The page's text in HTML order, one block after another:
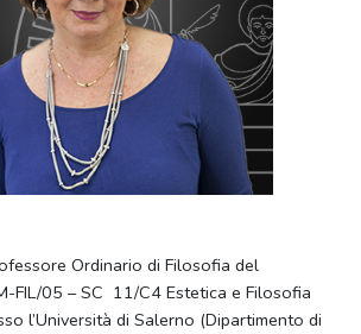
Ordinario di Filosofia del
FIL/05 – SC 11/C4 Estetica e Filosofia
l’Università di Salerno (Dipartimento di